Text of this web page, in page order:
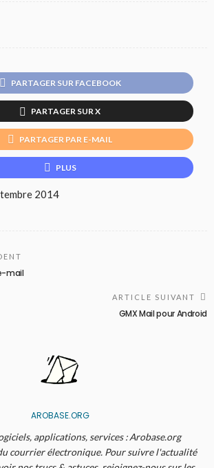
PARTAGER SUR FACEBOOK
PARTAGER SUR X
PARTAGER PAR E-MAIL
PLUS
2014
mail
ARTICLE SUIVANT
GMX Mail pour Android
AROBASE.ORG
applications, services : Arobase.org
courrier électronique. Pour suivre l'actualité